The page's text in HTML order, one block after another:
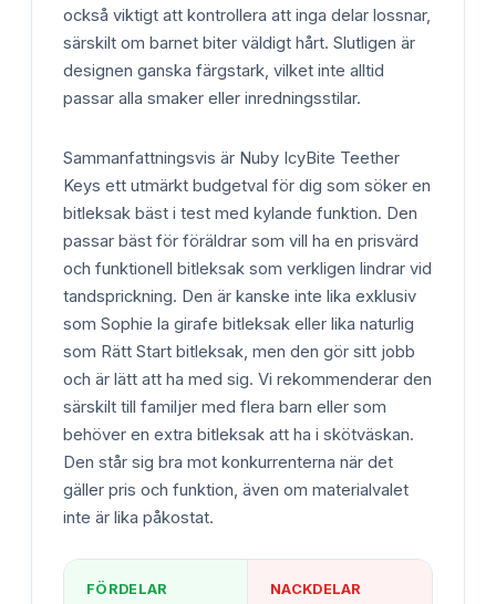
också viktigt att kontrollera att inga delar lossnar,
särskilt om barnet biter väldigt hårt. Slutligen är
designen ganska färgstark, vilket inte alltid
passar alla smaker eller inredningsstilar.
Sammanfattningsvis är Nuby IcyBite Teether
Keys ett utmärkt budgetval för dig som söker en
bitleksak bäst i test med kylande funktion. Den
passar bäst för föräldrar som vill ha en prisvärd
och funktionell bitleksak som verkligen lindrar vid
tandsprickning. Den är kanske inte lika exklusiv
som Sophie la girafe bitleksak eller lika naturlig
som Rätt Start bitleksak, men den gör sitt jobb
och är lätt att ha med sig. Vi rekommenderar den
särskilt till familjer med flera barn eller som
behöver en extra bitleksak att ha i skötväskan.
Den står sig bra mot konkurrenterna när det
gäller pris och funktion, även om materialvalet
inte är lika påkostat.
FÖRDELAR NACKDELAR